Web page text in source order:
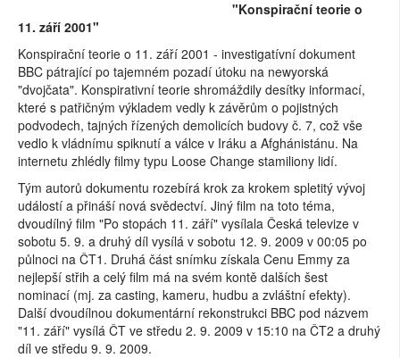
"Konspirační teorie o
11. září 2001"
Konspirační teorie o 11. září 2001 - investigatívní dokument
BBC pátrající po tajemném pozadí útoku na newyorská
"dvojčata". Konspirativní teorie shromáždily desítky informací,
které s patřičným výkladem vedly k závěrům o pojistných
podvodech, tajných řízených demolicích budovy č. 7, což vše
vedlo k vládnímu spiknutí a válce v Iráku a Afghánistánu. Na
internetu zhlédly filmy typu Loose Change stamiliony lidí.
Tým autorů dokumentu rozebírá krok za krokem spletitý vývoj
událostí a přináší nová svědectví. Jiný film na toto téma,
dvoudílný film "Po stopách 11. září" vysílala Česká televize v
sobotu 5. 9. a druhý díl vysílá v sobotu 12. 9. 2009 v 00:05 po
půlnoci na ČT1. Druhá část snímku získala Cenu Emmy za
nejlepší střih a celý film má na svém kontě dalších šest
nominací (mj. za casting, kameru, hudbu a zvláštní efekty).
Další dvoudílnou dokumentární rekonstrukci BBC pod názvem
"11. září" vysílá ČT ve středu 2. 9. 2009 v 15:10 na ČT2 a druhý
díl ve středu 9. 9. 2009.